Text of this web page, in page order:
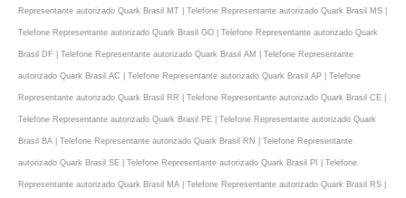
Representante autorizado Quark Brasil MT | Telefone Representante autorizado Quark Brasil MS |
Telefone Representante autorizado Quark Brasil GO | Telefone Representante autorizado Quark
Brasil DF | Telefone Representante autorizado Quark Brasil AM | Telefone Representante
autorizado Quark Brasil AC | Telefone Representante autorizado Quark Brasil AP | Telefone
Representante autorizado Quark Brasil RR | Telefone Representante autorizado Quark Brasil CE |
Telefone Representante autorizado Quark Brasil PE | Telefone Representante autorizado Quark
Brasil BA | Telefone Representante autorizado Quark Brasil RN | Telefone Representante
autorizado Quark Brasil SE | Telefone Representante autorizado Quark Brasil PI | Telefone
Representante autorizado Quark Brasil MA | Telefone Representante autorizado Quark Brasil RS |